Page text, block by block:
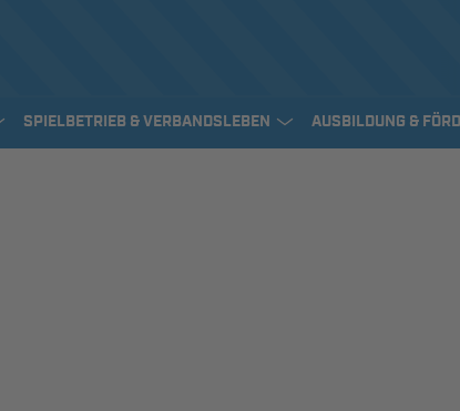
SPIELBETRIEB & VERBANDSLEBEN AUSBILDUNG &